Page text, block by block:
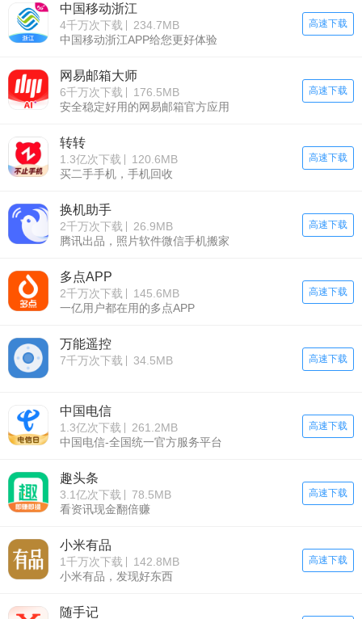
中国移动浙江
4千万次下载
234.7MB
中国移动浙江APP给您更好体验
高速下载
网易邮箱大师
6千万次下载
176.5MB
安全稳定好用的网易邮箱官方应用
高速下载
转转
1.3亿次下载
120.6MB
买二手手机，手机回收
高速下载
换机助手
2千万次下载
26.9MB
腾讯出品，照片软件微信手机搬家
高速下载
多点APP
2千万次下载
145.6MB
一亿用户都在用的多点APP
高速下载
万能遥控
7千万次下载 34.5MB 高速下载
中国电信
1.3亿次下载
261.2MB
中国电信-全国统一官方服务平台
高速下载
趣头条
3.1亿次下载
78.5MB
看资讯现金翻倍赚
高速下载
小米有品
1千万次下载
142.8MB
小米有品，发现好东西
高速下载
随手记